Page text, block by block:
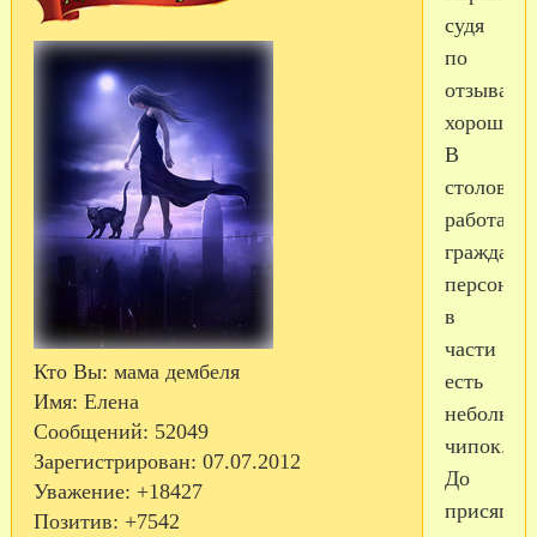
Кто Вы: мама дембеля
Имя: Елена
Сообщений: 52049
Зарегистрирован: 07.07.2012
Уважение: +18427
Позитив: +7542
судя
по
отзывам,
хорошо.
В
столовой
работает
персонал,
в
части
есть
чипок.
До
присяги